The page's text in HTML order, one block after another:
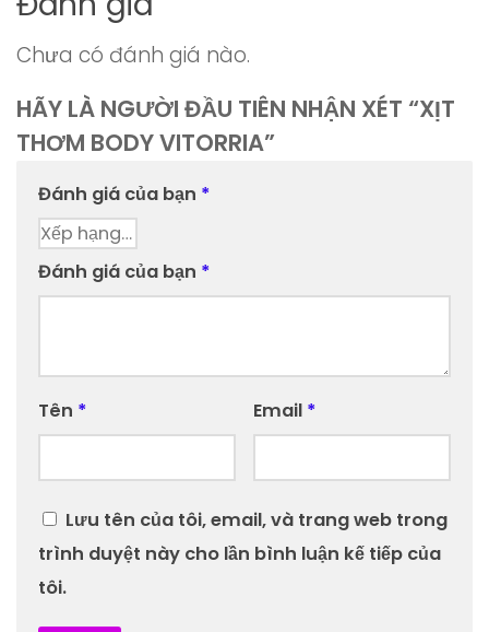
Chưa có đánh giá nào.
HÃY LÀ NGƯỜI ĐẦU TIÊN NHẬN XÉT “XỊT
THƠM BODY VITORRIA”
Đánh giá của bạn *
Đánh giá của bạn *
Tên * Email *
Lưu tên của tôi, email, và trang web trong
trình duyệt này cho lần bình luận kế tiếp của
tôi.